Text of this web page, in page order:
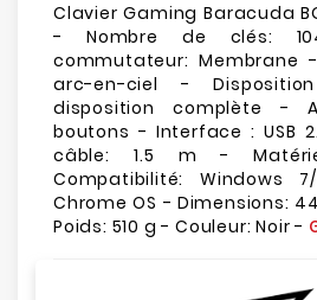
Clavier Gaming Baracuda
- Nombre de clés:
commutateur: Membrane
arc-en-ciel -
disposition complète -
boutons - Interface : USB
câble: 1.5 m -
Compatibilité: Windows 7/
Chrome OS - Dimensions:
Poids: 510 g - Couleur: Noir -